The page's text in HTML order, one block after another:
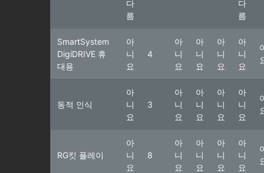
다
름
다
름
SmartSystem
DigiDRIVE 휴
대용
아
니
요
4
아
니
요
아
니
요
아
니
요
아
니
요
동적 인식
아
니
요
3
아
니
요
아
니
요
아
니
요
아
니
요
RG킷 플레이
아
니
요
8
아
니
요
아
니
요
아
니
요
아
니
요